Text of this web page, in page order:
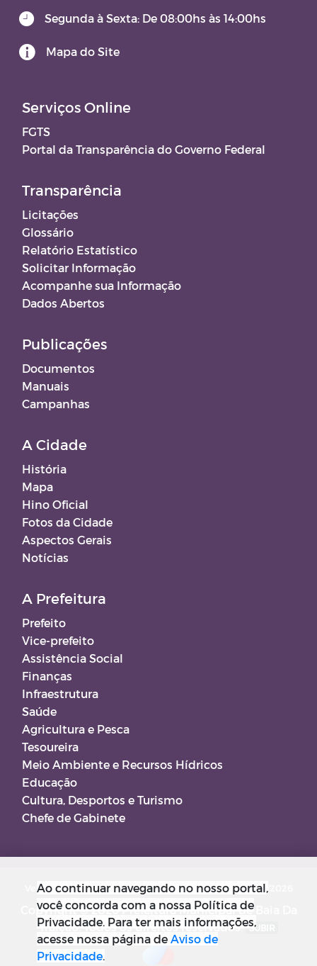
Segunda à Sexta: De 08:00hs às 14:00hs
Mapa do Site
Serviços Online
FGTS
Portal da Transparência do Governo Federal
Transparência
Licitações
Glossário
Relatório Estatístico
Solicitar Informação
Acompanhe sua Informação
Dados Abertos
Publicações
Documentos
Manuais
Campanhas
A Cidade
História
Mapa
Hino Oficial
Fotos da Cidade
Aspectos Gerais
Notícias
A Prefeitura
Prefeito
Vice-prefeito
Assistência Social
Finanças
Infraestrutura
Saúde
Agricultura e Pesca
Tesoureira
Meio Ambiente e Recursos Hídricos
Educação
Cultura, Desportos e Turismo
Chefe de Gabinete
Versão do Sistema: 5.0.267 Data da Versão: 18/03/2026
Copyright © 2026 Prefeitura Municipal de Baia Da
Traição. Todos os direitos reservados. SUBIR
Ao continuar navegando no nosso portal,
você concorda com a nossa Política de
Privacidade. Para ter mais informações,
acesse nossa página deAviso de
Privacidade.